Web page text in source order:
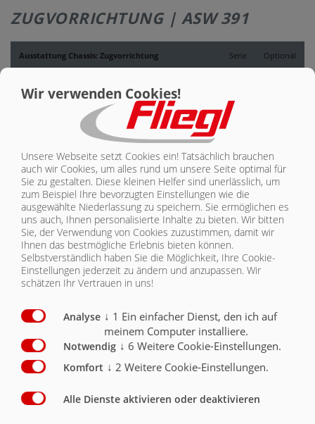
ZUGVORRICHTUNG | ASW 391
Ausstattung Chassis: Zugvorrichtung Serie Optional
Oben- und Untenanhängung
DIN-Zugöse 40 (Ø 40 mm)
Kugelkopf K80 (Ø 80 mm) O
Piton-Fix (nur für Export) O
Drehbare Zugöse 50 mm (Ø 50 mm) nur für Export O
Zugöse mit Schwenkauge (Ø 51 mm) Kategorie 4 nur
für Export
Fallstützfuß
Stützfuß hydraulisch
Hitsch-Stützfuß starr nur bei Untenanhängung
möglich, Anhängehöhe 400mm (nur für Export)
O
Wir verwenden Cookies!
Unsere Webseite setzt Cookies ein! Tatsächlich brauchen
auch wir Cookies, um alles rund um unsere Seite optimal für
Sie zu gestalten. Diese kleinen Helfer sind unerlässlich, um
zum Beispiel Ihre bevorzugten Einstellungen wie die
ausgewählte Niederlassung zu speichern. Sie ermöglichen es
uns auch, Ihnen personalisierte Inhalte zu bieten. Wir bitten
Sie, der Verwendung von Cookies zuzustimmen, damit wir
Ihnen das bestmögliche Erlebnis bieten können.
Selbstverständlich haben Sie die Möglichkeit, Ihre Cookie-
Einstellungen jederzeit zu ändern und anzupassen. Wir
schätzen Ihr Vertrauen in uns!
Analyse ↓ 1 Ein einfacher Dienst, den ich auf
meinem Computer installiere.
Notwendig ↓ 6 Weitere Cookie-Einstellungen.
Komfort ↓ 2 Weitere Cookie-Einstellungen.
Alle Dienste aktivieren oder deaktivieren